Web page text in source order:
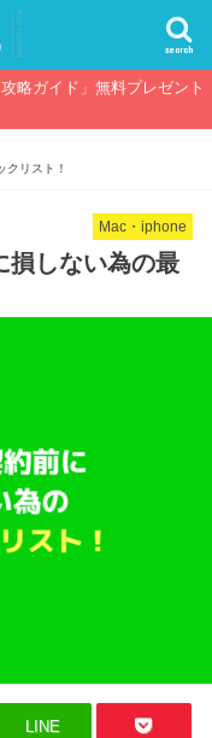
search
略ガイド」無料プレゼント
クリスト！
Mac・iphone
損しない為の最
LINE